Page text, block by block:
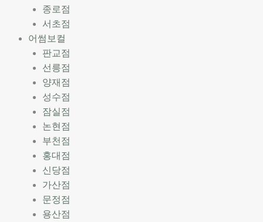
종로점
서초점
어썸보컬
판교점
선릉점
양재점
성수점
잠실점
논현점
부천점
홍대점
신당점
가산점
문정점
용산점